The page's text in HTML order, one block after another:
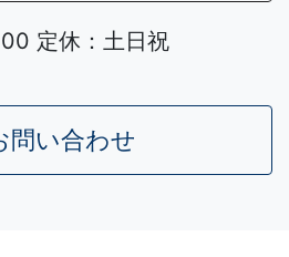
定休：土日祝
問い合わせ